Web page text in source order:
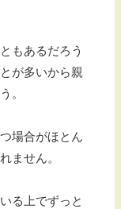
もあるだろう
が多いから親
。
場合がほとん
ません。
る上でずっと